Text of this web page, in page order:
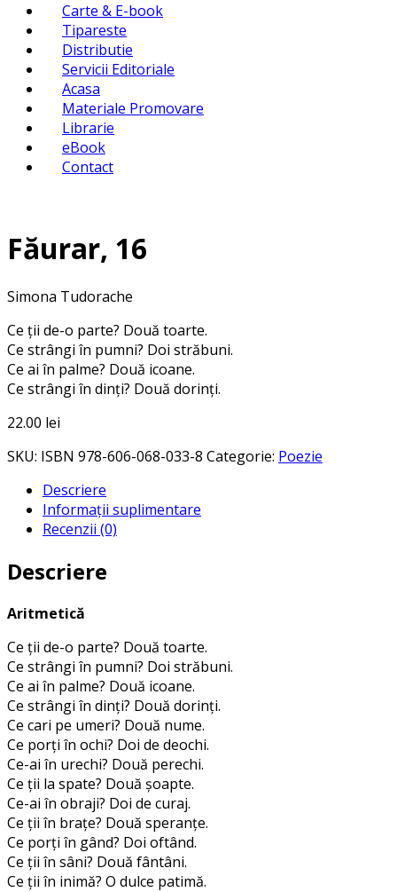
Carte & E-book
Tipareste
Distributie
Servicii Editoriale
Acasa
Materiale Promovare
Librarie
eBook
Contact
Făurar, 16
Simona Tudorache
Ce ții de-o parte? Două toarte.
Ce strângi în pumni? Doi străbuni.
Ce ai în palme? Două icoane.
Ce strângi în dinți? Două dorinți.
22.00 lei
SKU: ISBN 978-606-068-033-8 Categorie: Poezie
Descriere
Informații suplimentare
Recenzii (0)
Descriere
Aritmetică
Ce ții de-o parte? Două toarte.
Ce strângi în pumni? Doi străbuni.
Ce ai în palme? Două icoane.
Ce strângi în dinți? Două dorinți.
Ce cari pe umeri? Două nume.
Ce porți în ochi? Doi de deochi.
Ce-ai în urechi? Două perechi.
Ce ții la spate? Două șoapte.
Ce-ai în obraji? Doi de curaj.
Ce ții în brațe? Două speranțe.
Ce porți în gând? Doi oftând.
Ce ții în sâni? Două fântâni.
Ce ții în inimă? O dulce patimă.